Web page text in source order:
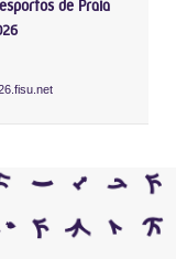
de Praia